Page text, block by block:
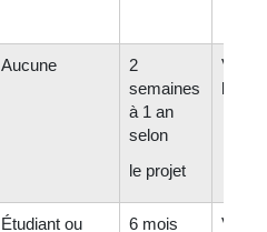
Aucune
2
semaines
à 1 an
selon
le projet
le
Étudiant ou
6 mois